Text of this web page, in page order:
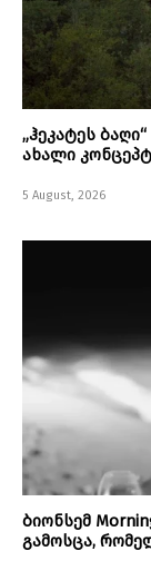
„ჰეკატეს
ახალი
5 August, 2026
ბიონსემ
გამოსცა,